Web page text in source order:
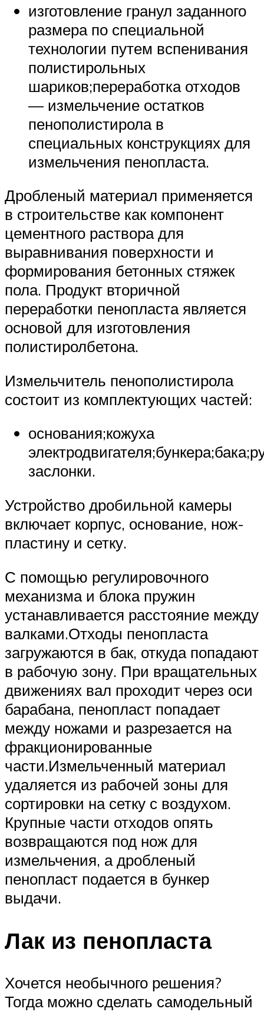
изготовление гранул заданного
размера по специальной
технологии путем вспенивания
полистирольных
шариков;переработка отходов
— измельчение остатков
пенополистирола в
специальных конструкциях для
измельчения пенопласта.
Дробленый материал применяется
в строительстве как компонент
цементного раствора для
выравнивания поверхности и
формирования бетонных стяжек
пола. Продукт вторичной
переработки пенопласта является
основой для изготовления
полистиролбетона.
Измельчитель пенополистирола
состоит из комплектующих частей:
основания;кожуха
заслонки.
Устройство дробильной камеры
включает корпус, основание, нож-
пластину и сетку.
С помощью регулировочного
механизма и блока пружин
устанавливается расстояние между
валками.Отходы пенопласта
загружаются в бак, откуда попадают
в рабочую зону. При вращательных
движениях вал проходит через оси
барабана, пенопласт попадает
между ножами и разрезается на
фракционированные
части.Измельченный материал
удаляется из рабочей зоны для
сортировки на сетку с воздухом.
Крупные части отходов опять
возвращаются под нож для
измельчения, а дробленый
пенопласт подается в бункер
выдачи.
Лак из пенопласта
Хочется необычного решения?
Тогда можно сделать самодельный